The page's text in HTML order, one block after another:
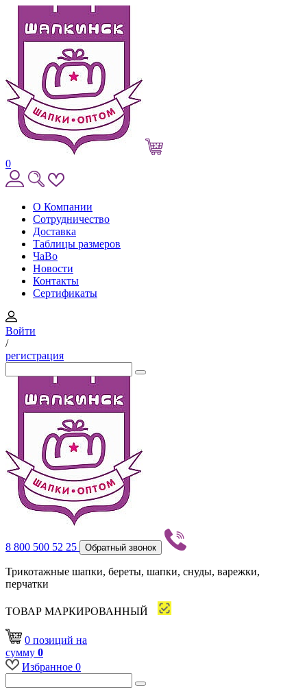
0
О Компании
Сотрудничество
Доставка
Таблицы размеров
ЧаВо
Новости
Контакты
Сертификаты
Войти
/
регистрация
8 800 500 52 25 Обратный звонок
Трикотажные шапки, береты, шапки, снуды, варежки,
перчатки
ТОВАР МАРКИРОВАННЫЙ
0 позиций на
сумму 0
Избранное 0